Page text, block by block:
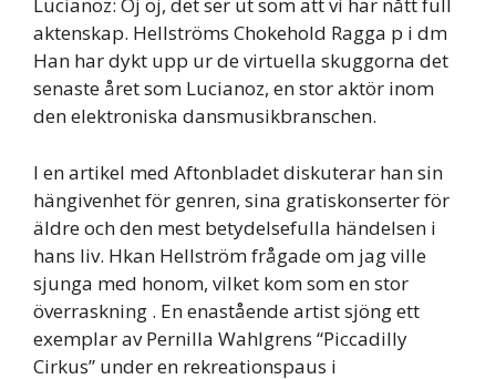
Lucianoz: Oj oj, det ser ut som att vi har nått full
aktenskap. Hellströms Chokehold Ragga p i dm
Han har dykt upp ur de virtuella skuggorna det
senaste året som Lucianoz, en stor aktör inom
den elektroniska dansmusikbranschen.
I en artikel med Aftonbladet diskuterar han sin
hängivenhet för genren, sina gratiskonserter för
äldre och den mest betydelsefulla händelsen i
hans liv. Hkan Hellström frågade om jag ville
sjunga med honom, vilket kom som en stor
överraskning . En enastående artist sjöng ett
exemplar av Pernilla Wahlgrens “Piccadilly
Cirkus” under en rekreationspaus i